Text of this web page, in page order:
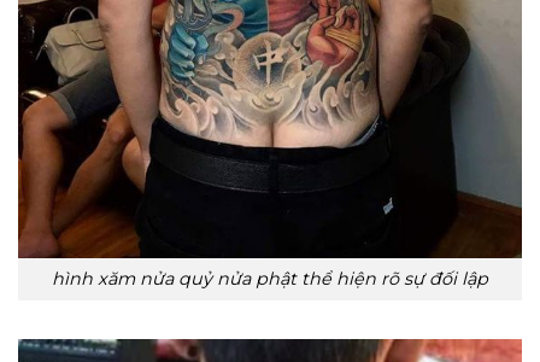
hình xăm nửa quỷ nửa phật thể hiện rõ sự đối lập